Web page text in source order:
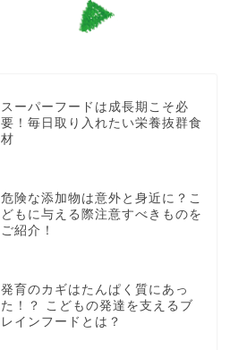
スーパーフードは成長期こそ必
要！毎日取り入れたい栄養抜群食
材
危険な添加物は意外と身近に？こ
どもに与える際注意すべきものを
ご紹介！
発育のカギはたんぱく質にあっ
た！？ こどもの発達を支えるブ
レインフードとは？